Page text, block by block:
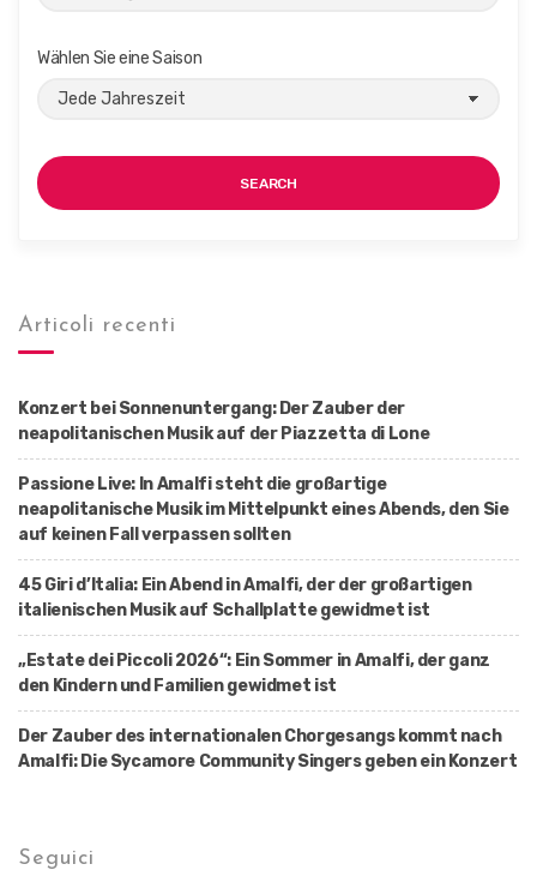
Wählen Sie eine Saison
SEARCH
Articoli recenti
Konzert bei Sonnenuntergang: Der Zauber der
neapolitanischen Musik auf der Piazzetta di Lone
Passione Live: In Amalfi steht die großartige
neapolitanische Musik im Mittelpunkt eines Abends, den Sie
auf keinen Fall verpassen sollten
45 Giri d’Italia: Ein Abend in Amalfi, der der großartigen
italienischen Musik auf Schallplatte gewidmet ist
„Estate dei Piccoli 2026“: Ein Sommer in Amalfi, der ganz
den Kindern und Familien gewidmet ist
Der Zauber des internationalen Chorgesangs kommt nach
Amalfi: Die Sycamore Community Singers geben ein Konzert
Seguici